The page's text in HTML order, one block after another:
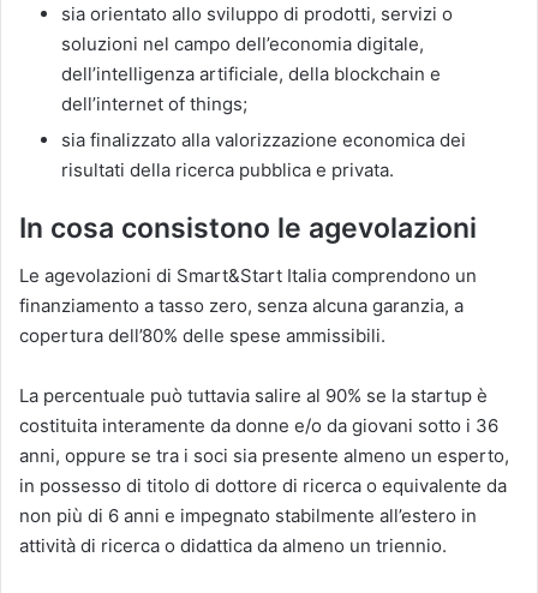
sia orientato allo sviluppo di prodotti, servizi o
soluzioni nel campo dell’economia digitale,
dell’intelligenza artificiale, della blockchain e
dell’internet of things;
sia finalizzato alla valorizzazione economica dei
risultati della ricerca pubblica e privata.
In cosa consistono le agevolazioni
Le agevolazioni di Smart&Start Italia comprendono un
finanziamento a tasso zero, senza alcuna garanzia, a
copertura dell’80% delle spese ammissibili.
La percentuale può tuttavia salire al 90% se la startup è
costituita interamente da donne e/o da giovani sotto i 36
anni, oppure se tra i soci sia presente almeno un esperto,
in possesso di titolo di dottore di ricerca o equivalente da
non più di 6 anni e impegnato stabilmente all’estero in
attività di ricerca o didattica da almeno un triennio.